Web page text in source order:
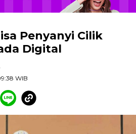
Penyanyi Cilik
Digital
WIB